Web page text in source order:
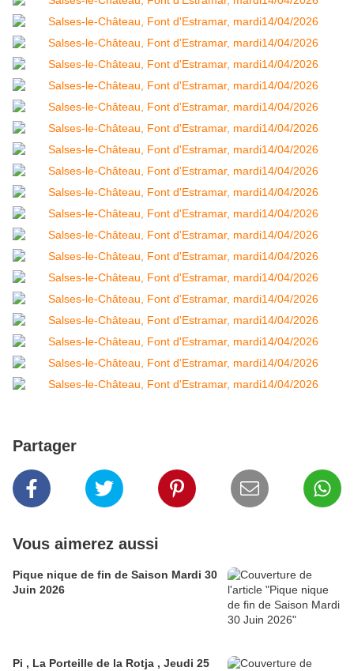
Partager
Vous aimerez aussi
Pique nique de fin de Saison Mardi 30
Juin 2026
Pi , La Porteille de la Rotja , Jeudi 25